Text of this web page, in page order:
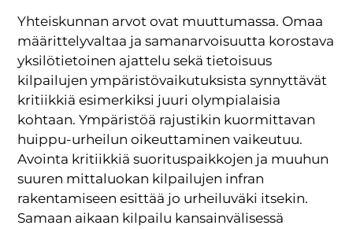
Yhteiskunnan arvot ovat muuttumassa. Omaa
määrittelyvaltaa ja samanarvoisuutta korostava
yksilötietoinen ajattelu sekä tietoisuus
kilpailujen ympäristövaikutuksista synnyttävät
kritiikkiä esimerkiksi juuri olympialaisia
kohtaan. Ympäristöä rajustikin kuormittavan
huippu-urheilun oikeuttaminen vaikeutuu.
Avointa kritiikkiä suorituspaikkojen ja muuhun
suuren mittaluokan kilpailujen infran
rakentamiseen esittää jo urheiluväki itsekin.
Samaan aikaan kilpailu kansainvälisessä